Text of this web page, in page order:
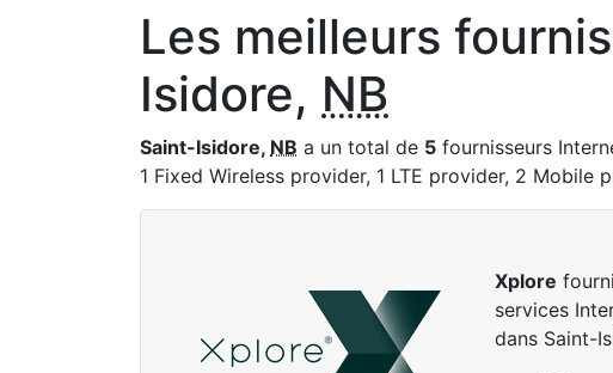
Les meilleurs
Isidore, NB
Saint-Isidore, NB a un total de 5 fournisseurs
1 Fixed Wireless provider, 1 LTE provider, 2
Xplore
services
dans Saint-